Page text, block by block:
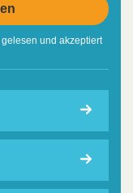
gelesen und akzeptiert